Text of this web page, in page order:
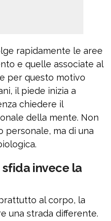
rapidamente le aree
e quelle associate al
per questo motivo
il piede inizia a
chiedere il
della mente. Non
personale, ma di una
sfida invece la
al corpo, la
una strada differente.